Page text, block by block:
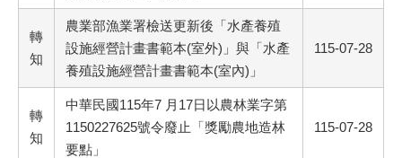
轉
知
農業部漁業署檢送更新後「水產養殖
設施經營計畫書範本(室外)」與「水產
養殖設施經營計畫書範本(室內)」
115-07-28
轉
知
中華民國115年7 月17日以農林業字第
1150227625號令廢止「獎勵農地造林
要點」
115-07-28